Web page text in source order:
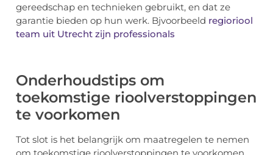
gereedschap en technieken gebruikt, en dat ze
garantie bieden op hun werk. Bjvoorbeeld regioriool
team uit Utrecht zijn professionals
Onderhoudstips om
toekomstige rioolverstoppingen
te voorkomen
Tot slot is het belangrijk om maatregelen te nemen
om toekomstige rioolverstoppingen te voorkomen.